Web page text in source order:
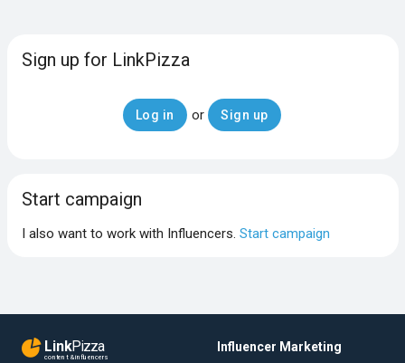
Sign up for LinkPizza
Log in or Sign up
Start campaign
I also want to work with Influencers. Start campaign
LinkPizza
content & influencers
Influencer Marketing